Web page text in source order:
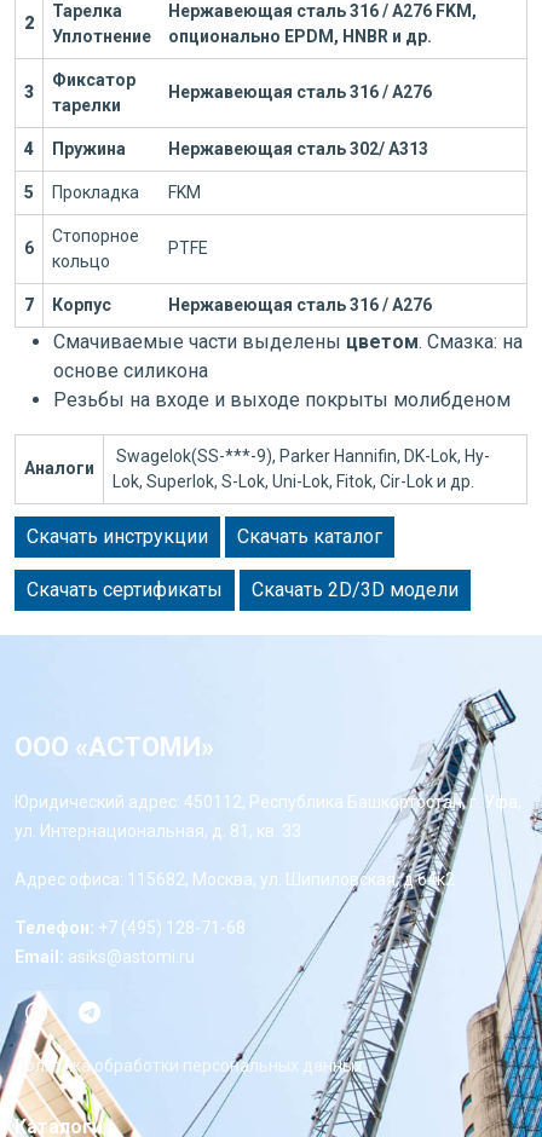
2
Тарелка
Уплотнение
Нержавеющая сталь 316 / А276 FKM,
опционально EPDM, HNBR и др.
3
Фиксатор
тарелки
Нержавеющая сталь 316 / А276
4 Пружина Нержавеющая сталь 302/ А313
5 Прокладка FKM
6
Стопорное
кольцо
PTFE
7 Корпус Нержавеющая сталь 316 / А276
Смачиваемые части выделены цветом. Смазка: на
основе силикона
Резьбы на входе и выходе покрыты молибденом
Аналоги
Swagelok(SS-***-9), Parker Hannifin, DK-Lok, Hy-
Lok, Superlok, S-Lok, Uni-Lok, Fitok, Cir-Lok и др.
Скачать инструкции Скачать каталог
Скачать сертификаты Скачать 2D/3D модели
ООО «АСТОМИ»
Юридический адрес: 450112, Республика Башкортостан, г. Уфа,
ул. Интернациональная, д. 81, кв. 33
Адрес офиса: 115682, Москва, ул. Шипиловская, д 64к2
Телефон: +7 (495) 128-71-68
Email: asiks@astomi.ru
Политика обработки персональных данных
Каталоги